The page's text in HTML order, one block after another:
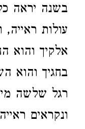
בשנה יראה
עולות ראייה,
אלקיך והוא
בחגיך והוא
רגל שלשה
ונקראים